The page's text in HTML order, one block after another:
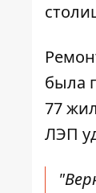
была
77
ЛЭП
"